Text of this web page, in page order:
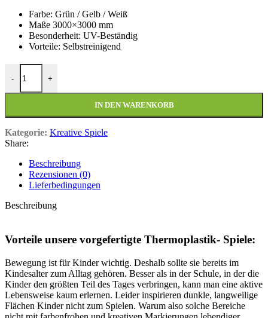
Farbe: Grün / Gelb / Weiß
Maße 3000×3000 mm
Besonderheit: UV-Beständig
Vorteile: Selbstreinigend
- +
IN DEN WARENKORB
Kategorie: Kreative Spiele
Share:
Beschreibung
Rezensionen (0)
Lieferbedingungen
Beschreibung
Vorteile unsere vorgefertigte Thermoplastik- Spiele:
Bewegung ist für Kinder wichtig. Deshalb sollte sie bereits im
Kindesalter zum Alltag gehören. Besser als in der Schule, in der die
Kinder den größten Teil des Tages verbringen, kann man eine aktive
Lebensweise kaum erlernen. Leider inspirieren dunkle, langweilige
Flächen Kinder nicht zum Spielen. Warum also solche Bereiche